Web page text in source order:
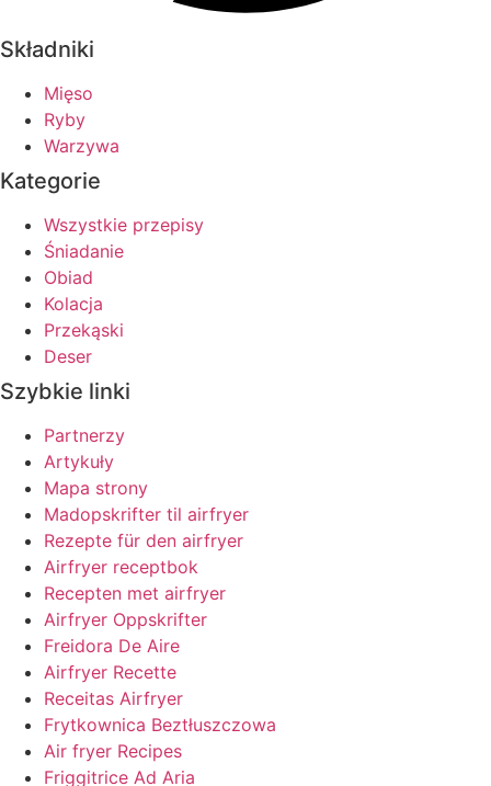
Składniki
Mięso
Ryby
Warzywa
Kategorie
Wszystkie przepisy
Śniadanie
Obiad
Kolacja
Przekąski
Deser
Szybkie linki
Partnerzy
Artykuły
Mapa strony
Madopskrifter til airfryer
Rezepte für den airfryer
Airfryer receptbok
Recepten met airfryer
Airfryer Oppskrifter
Freidora De Aire
Airfryer Recette
Receitas Airfryer
Frytkownica Beztłuszczowa
Air fryer Recipes
Friggitrice Ad Aria